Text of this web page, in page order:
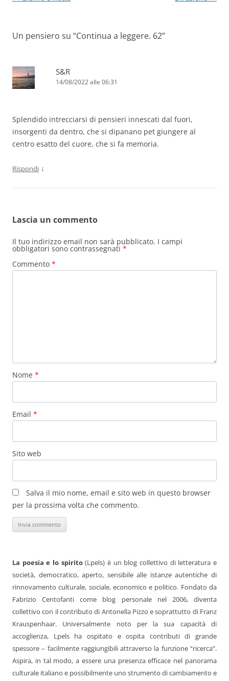
Un pensiero su “Continua a leggere. 62”
S&R
14/08/2022 alle 06:31
Splendido intrecciarsi di pensieri innescati dal fuori,
insorgenti da dentro, che si dipanano pet giungere al
centro esatto del cuore, che si fa memoria.
Rispondi ↓
Lascia un commento
Il tuo indirizzo email non sarà pubblicato. I campi
obbligatori sono contrassegnati *
Commento *
Nome *
Email *
Sito web
Salva il mio nome, email e sito web in questo browser
per la prossima volta che commento.
La poesia e lo spirito(Lpels) è un blog collettivo di letteratura e
società, democratico, aperto, sensibile alle istanze autentiche di
rinnovamento culturale, sociale, economico e politico. Fondato da
Fabrizio Centofanti come blog personale nel 2006, diventa
collettivo con il contributo di Antonella Pizzo e soprattutto di Franz
Krauspenhaar. Universalmente noto per la sua capacità di
accoglienza, Lpels ha ospitato e ospita contributi di grande
spessore – facilmente raggiungibili attraverso la funzione “ricerca”.
Aspira, in tal modo, a essere una presenza efficace nel panorama
culturale italiano e possibilmente uno strumento di cambiamento e